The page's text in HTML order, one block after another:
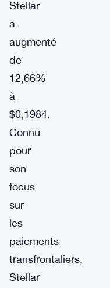
Stellar
a
augmenté
de
12,66%
à
$0,1984.
Connu
pour
son
focus
sur
les
paiements
transfrontaliers,
Stellar